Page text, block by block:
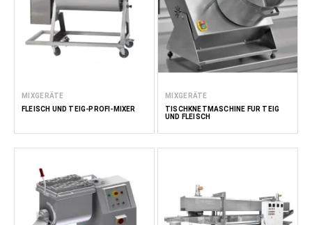
MIXGERÄTE
FLEISCH UND TEIG-PROFI-MIXER
MIXGERÄTE
TISCHKNETMASCHINE FÜR TEIG
UND FLEISCH